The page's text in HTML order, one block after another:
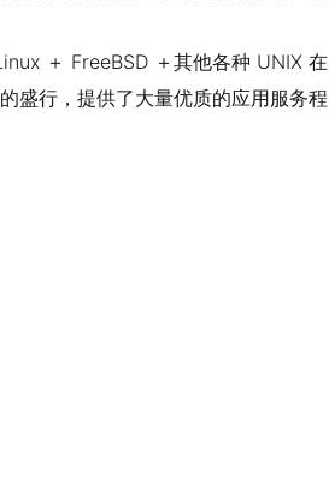
＋ FreeBSD ＋其他各种 UNIX 在
盛行，提供了大量优质的应用服务程